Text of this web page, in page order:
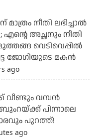
നീതി ലഭിച്ചാല്‍
എന്റെ അച്ഛനും നീതി
വെടിവെപ്പില്‍
ജോഗിയുടെ മകന്‍
ago
വീണ്ടും വമ്പന്‍
ബുംറയ്ക്ക് പിന്നാലെ
പുറത്ത്!
ago